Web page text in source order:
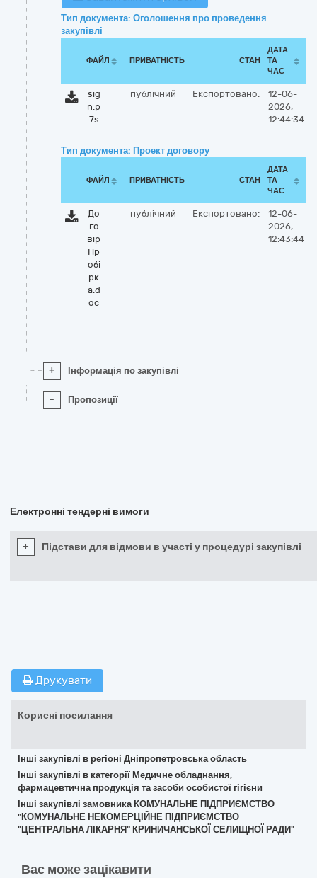
Тип документа: Оголошення про проведення
закупівлі
ФАЙЛ ПРИВАТНІСТЬ СТАН
ДАТА
ТА
ЧАС
sig
n.p
7s
публічний Експортовано:
12-06-
2026,
12:44:34
Тип документа: Проект договору
ФАЙЛ ПРИВАТНІСТЬ СТАН
ДАТА
ТА
ЧАС
До
го
вір
Пр
обі
рк
а.d
oc
публічний Експортовано:
12-06-
2026,
12:43:44
+ Інформація по закупівлі
- Пропозиції
Електронні тендерні вимоги
+ Підстави для відмови в участі у процедурі закупівлі
Друкувати
Корисні посилання
Інші закупівлі в регіоні Дніпропетровська область
Інші закупівлі в категорії Медичне обладнання,
фармацевтична продукція та засоби особистої гігієни
Інші закупівлі замовника КОМУНАЛЬНЕ ПІДПРИЄМСТВО
"КОМУНАЛЬНЕ НЕКОМЕРЦІЙНЕ ПІДПРИЄМСТВО
"ЦЕНТРАЛЬНА ЛІКАРНЯ" КРИНИЧАНСЬКОЇ СЕЛИЩНОЇ РАДИ"
Вас може зацікавити